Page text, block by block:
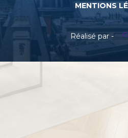
MENTIONS
Réalisé par -